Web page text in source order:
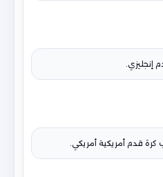
إنجليزي.
قدم أمريكية أمريكي.